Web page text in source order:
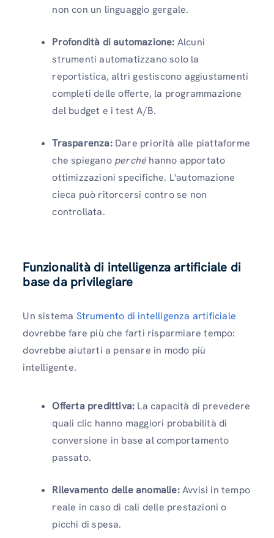
non con un linguaggio gergale.
Profondità di automazione: Alcuni
strumenti automatizzano solo la
reportistica, altri gestiscono aggiustamenti
completi delle offerte, la programmazione
del budget e i test A/B.
Trasparenza:Dare priorità alle piattaforme
che spiegano perchéhanno apportato
ottimizzazioni specifiche. L'automazione
cieca può ritorcersi contro se non
controllata.
Funzionalità di intelligenza artificiale di
base da privilegiare
Un sistema Strumento di intelligenza artificiale
dovrebbe fare più che farti risparmiare tempo:
dovrebbe aiutarti a pensare in modo più
intelligente.
Offerta predittiva: La capacità di prevedere
quali clic hanno maggiori probabilità di
conversione in base al comportamento
passato.
Rilevamento delle anomalie:Avvisi in tempo
reale in caso di cali delle prestazioni o
picchi di spesa.